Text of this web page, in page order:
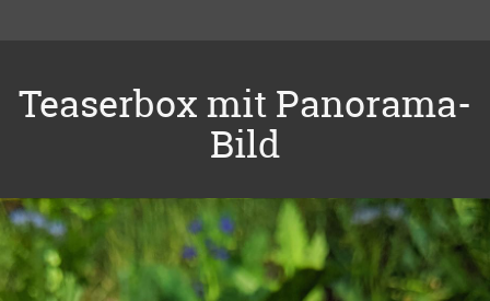
Teaserbox mit Panorama-
Bild